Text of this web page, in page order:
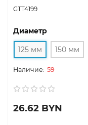
GTT4199
Диаметр
125 мм 150 мм
59
26.62 BYN